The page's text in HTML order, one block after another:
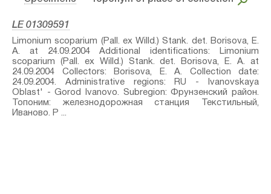
LE 01309591
Limonium scoparium (Pall. ex Willd.) Stank.⁣ det. Borisova, E.
A. at 24.09.2004 Additional identifications: Limonium
scoparium (Pall. ex Willd.) Stank.⁣ det. Borisova, E. A. at
24.09.2004 Collectors: Borisova, E. A. Collection date:
24.09.2004. Administrative regions: RU - Ivanovskaya
Oblast' - Gorod Ivanovo. Subregion: Фрунзенский район.
Топоним: железнодорожная станция Текстильный,
Иваново. P ...